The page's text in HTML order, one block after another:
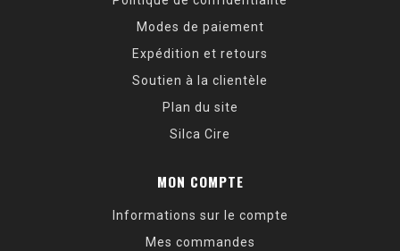
Modes de paiement
Expédition et retours
Soutien à la clientèle
Plan du site
Silca Cire
MON COMPTE
Informations sur le compte
Mes commandes